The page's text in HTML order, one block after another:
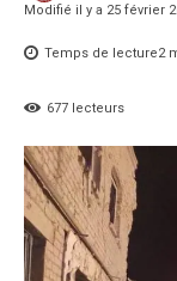
Modifié il y a 25 février
Temps de lecture2
677 lecteurs